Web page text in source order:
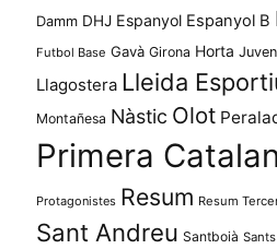
Damm DHJ Espanyol Espanyol B
Futbol Base Gavà Girona Horta
Llagostera Lleida
Montañesa Nàstic Olot
Primera
Protagonistes Resum Resum
Sant Andreu Santboià Sants